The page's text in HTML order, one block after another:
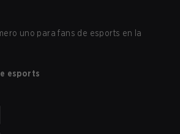
uno para fans de esports en la
esports